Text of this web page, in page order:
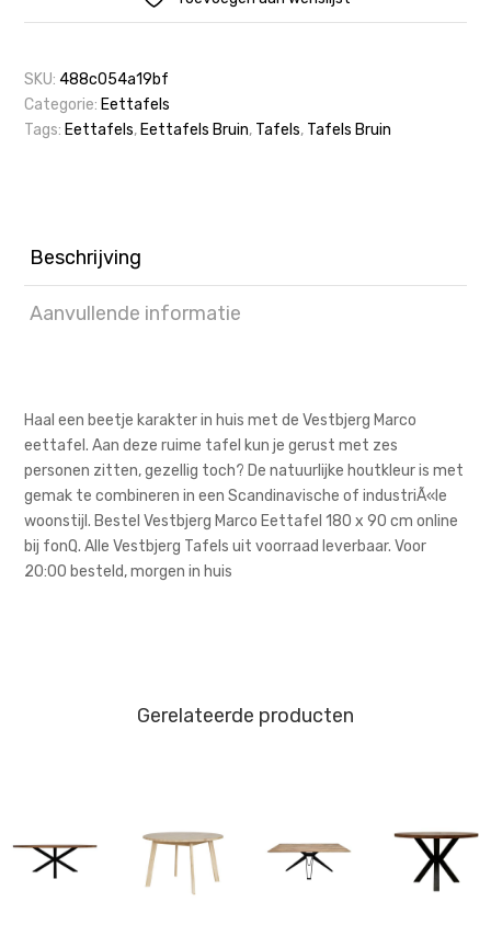
SKU:488c054a19bf
Categorie: Eettafels
Tags: Eettafels, Eettafels Bruin, Tafels, Tafels Bruin
Beschrijving
Aanvullende informatie
Haal een beetje karakter in huis met de Vestbjerg Marco
eettafel. Aan deze ruime tafel kun je gerust met zes
personen zitten, gezellig toch? De natuurlijke houtkleur is met
gemak te combineren in een Scandinavische of industriÃ«le
woonstijl. Bestel Vestbjerg Marco Eettafel 180 x 90 cm online
bij fonQ. Alle Vestbjerg Tafels uit voorraad leverbaar. Voor
20:00 besteld, morgen in huis
Gerelateerde producten